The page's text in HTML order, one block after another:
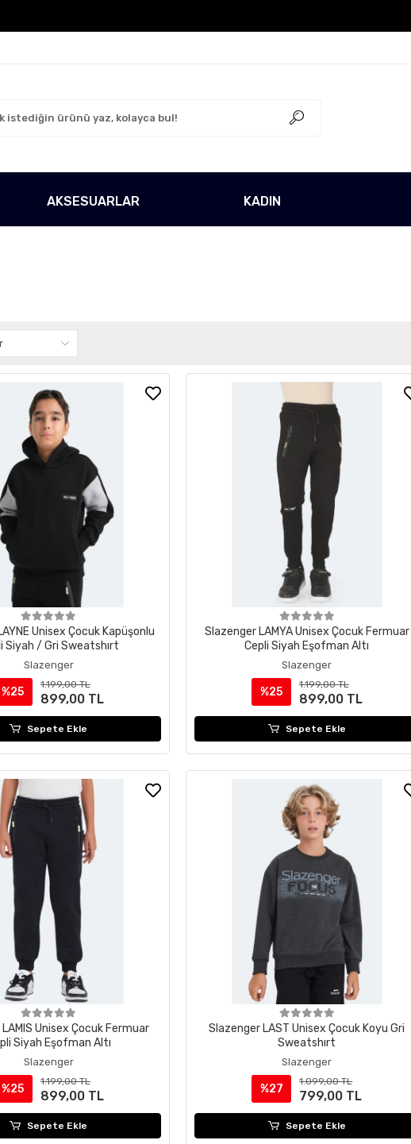
AKSESUARLAR KADIN
Unisex Çocuk Kapüşonlu
Siyah / Gri Sweatshırt
Slazenger
%25
1.199,00 TL
899,00 TL
Sepete Ekle
Slazenger LAMYA Unisex Çocuk Fermuar
Cepli Siyah Eşofman Altı
Slazenger
%25
1.199,00 TL
899,00 TL
Sepete Ekle
Unisex Çocuk Fermuar
Siyah Eşofman Altı
Slazenger
%25
1.199,00 TL
899,00 TL
Sepete Ekle
Slazenger LAST Unisex Çocuk Koyu Gri
Sweatshırt
Slazenger
%27
1.099,00 TL
799,00 TL
Sepete Ekle